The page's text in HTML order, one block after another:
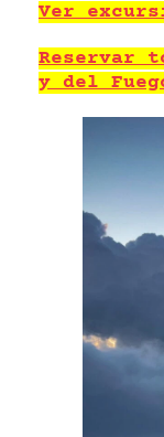
Ver
Reservar
y del